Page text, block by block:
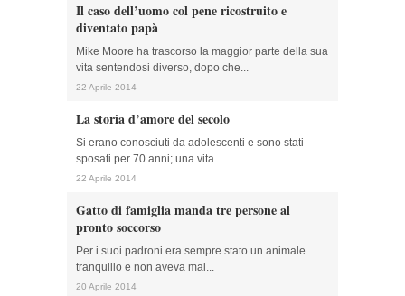
Il caso dell’uomo col pene ricostruito e
diventato papà
Mike Moore ha trascorso la maggior parte della sua
vita sentendosi diverso, dopo che...
22 Aprile 2014
La storia d’amore del secolo
Si erano conosciuti da adolescenti e sono stati
sposati per 70 anni; una vita...
22 Aprile 2014
Gatto di famiglia manda tre persone al
pronto soccorso
Per i suoi padroni era sempre stato un animale
tranquillo e non aveva mai...
20 Aprile 2014